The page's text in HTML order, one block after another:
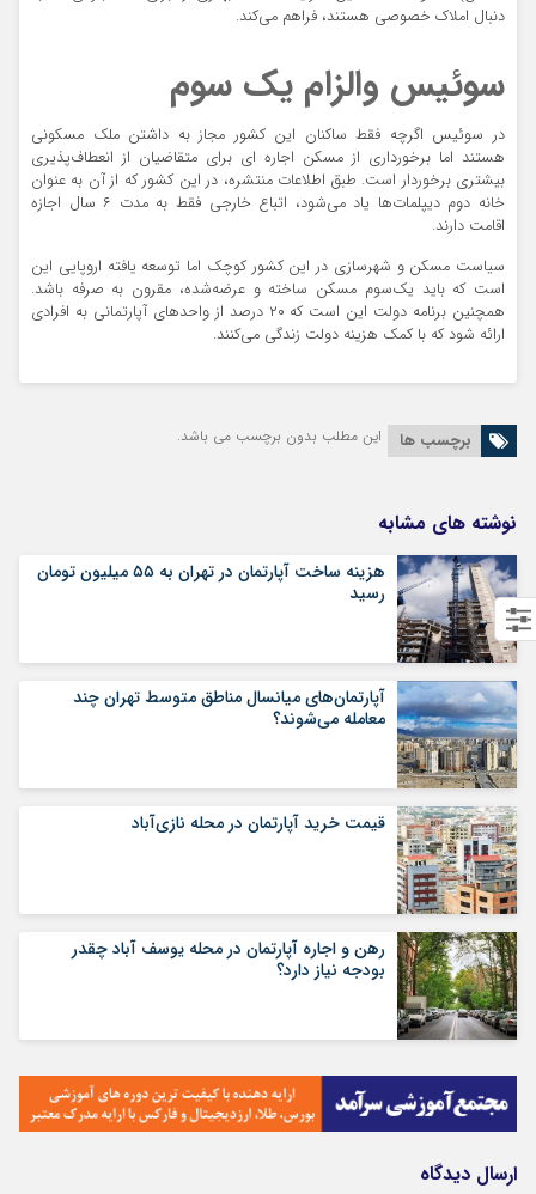
دنبال املاک خصوصی هستند، فراهم می‌کند.
سوئیس والزام یک سوم
در سوئیس اگرچه فقط ساکنان این کشور مجاز به داشتن ملک مسکونی
هستند اما برخورداری از مسکن اجاره ای برای متقاضیان از انعطاف‌پذیری
بیشتری برخوردار است. طبق اطلاعات منتشره، در این کشور که از آن به عنوان
خانه دوم دیپلمات‌ها یاد می‌شود، اتباع خارجی فقط به مدت ۶ سال اجازه
اقامت دارند.
سیاست مسکن و شهرسازی در این کشور کوچک اما توسعه یافته اروپایی این
است که باید یک‌سوم مسکن ساخته و عرضه‌شده، مقرون به صرفه باشد.
همچنین برنامه دولت این است که ۲۰ درصد از واحدهای آپارتمانی به افرادی
ارائه شود که با کمک هزینه دولت زندگی می‌کنند.
برچسب ها این مطلب بدون برچسب می باشد.
نوشته های مشابه
هزینه ساخت آپارتمان در تهران به ۵۵ میلیون تومان
رسید
آپارتمان‌های میانسال‌ مناطق متوسط تهران چند
معامله می‌شوند؟
قیمت خرید آپارتمان در محله نازی‌آباد
رهن و اجاره آپارتمان در محله یوسف آباد چقدر
بودجه نیاز دارد؟
ارسال دیدگاه